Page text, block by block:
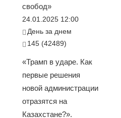
свобод»
24.01.2025 12:00
День за днем
145 (42489)
«Трамп в ударе. Как
первые решения
новой администрации
отразятся на
Казахстане?».